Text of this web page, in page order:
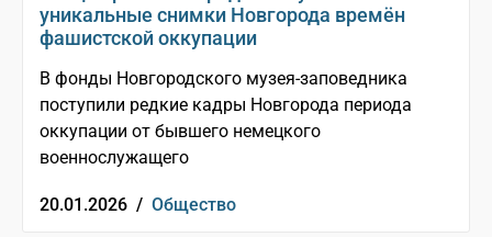
уникальные снимки Новгорода времён
фашистской оккупации
В фонды Новгородского музея-заповедника
поступили редкие кадры Новгорода периода
оккупации от бывшего немецкого
военнослужащего
20.01.2026 / Общество